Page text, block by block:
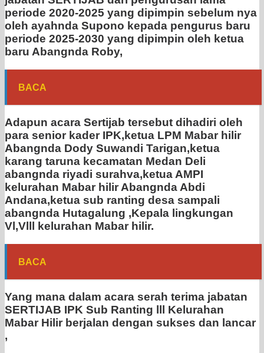
periode 2020-2025 yang dipimpin sebelum nya
oleh ayahnda Supono kepada pengurus baru
periode 2025-2030 yang dipimpin oleh ketua
baru Abangnda Roby,
BACA
Adapun acara Sertijab tersebut dihadiri oleh
para senior kader IPK,ketua LPM Mabar hilir
Abangnda Dody Suwandi Tarigan,ketua
karang taruna kecamatan Medan Deli
abangnda riyadi surahva,ketua AMPI
kelurahan Mabar hilir Abangnda Abdi
Andana,ketua sub ranting desa sampali
abangnda Hutagalung ,Kepala lingkungan
Vl,Vlll kelurahan Mabar hilir.
BACA
Yang mana dalam acara serah terima jabatan
SERTIJAB IPK Sub Ranting lll Kelurahan
Mabar Hilir berjalan dengan sukses dan lancar
,